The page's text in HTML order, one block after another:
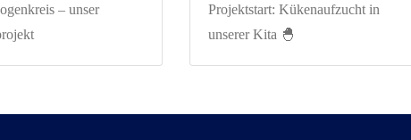
– unser
Projektstart: Kükenaufzucht in
unserer Kita 🐣